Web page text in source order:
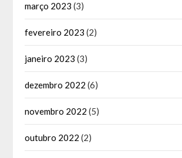
março 2023 (3)
fevereiro 2023 (2)
janeiro 2023 (3)
dezembro 2022 (6)
novembro 2022 (5)
outubro 2022 (2)